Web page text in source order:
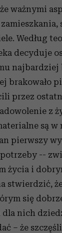
ważnymi
Według
decyduje
najbardziej
brakowało
przez
z
są w
pierwszy
--
życia i
stwierdzić,
się
nich
– że